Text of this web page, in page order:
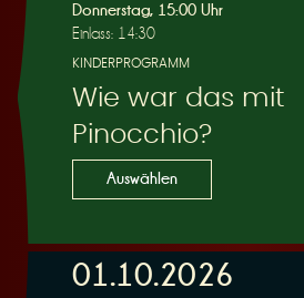
s
e
Donnerstag, 15:00 Uhr
Einlass: 14:30
KINDERPROGRAMM
Wie war das mit
Pinocchio?
Auswählen
01.10.2026